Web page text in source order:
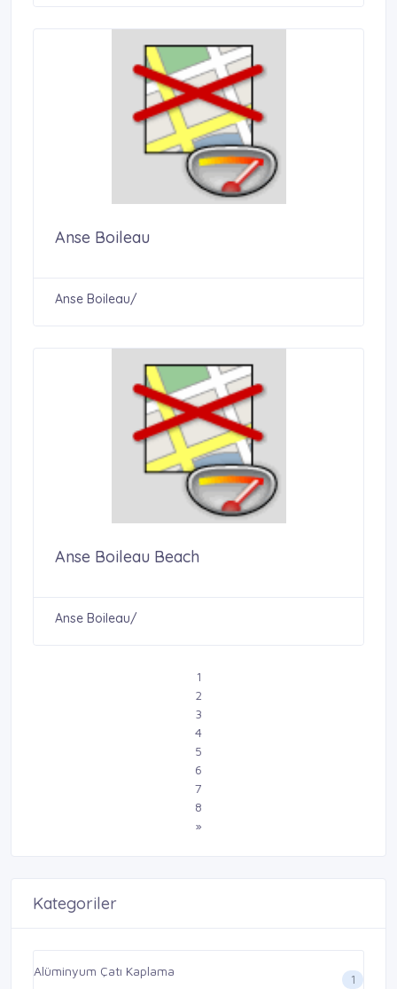
Anse Boileau
Anse Boileau/
Anse Boileau Beach
Anse Boileau/
1
2
3
4
5
6
7
8
»
Kategoriler
Alüminyum Çatı Kaplama
1